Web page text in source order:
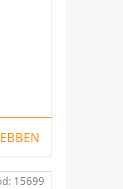
15699